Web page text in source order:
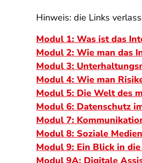
Hinweis: die Links
Modul 1: Was ist das
Modul 2: Wie man das
Modul 3:
Modul 4: Wie man
Modul 5: Die Welt des
Modul 6: Datenschutz
Modul 7:
Modul 8: Soziale
Modul 9: Ein Blick in
Modul 9A: Digitale